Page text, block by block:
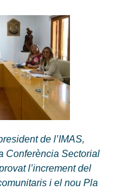
de l’IMAS,
Conferència Sectorial
l’increment del
i el nou Pla